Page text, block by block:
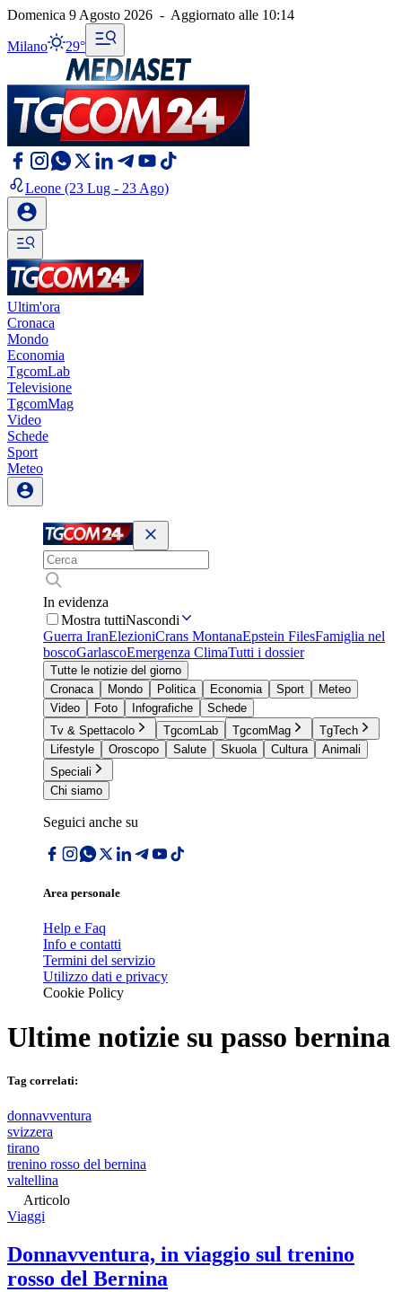
Domenica 9 Agosto 2026 - Aggiornato alle 10:14
Milano 29°
Leone (23 Lug - 23 Ago)
Ultim'ora
Cronaca
Mondo
Economia
TgcomLab
Televisione
TgcomMag
Video
Schede
Sport
Meteo
In evidenza
Mostra tuttiNascondi
Guerra IranElezioniCrans MontanaEpstein FilesFamiglia nel
boscoGarlascoEmergenza ClimaTutti i dossier
Tutte le notizie del giorno
Cronaca
Mondo Politica Economia Sport
Meteo
Video
Foto Infografiche
Schede
Tv & Spettacolo
TgcomLab TgcomMag
TgTech
Lifestyle
Oroscopo Salute Skuola Cultura
Animali
Speciali
Chi siamo
Seguici anche su
Area personale
Help e Faq
Info e contatti
Termini del servizio
Utilizzo dati e privacy
Cookie Policy
Ultime notizie su passo bernina
Tag correlati:
donnavventura
svizzera
tirano
trenino rosso del bernina
valtellina
Articolo
Viaggi
Donnavventura, in viaggio sul trenino
rosso del Bernina